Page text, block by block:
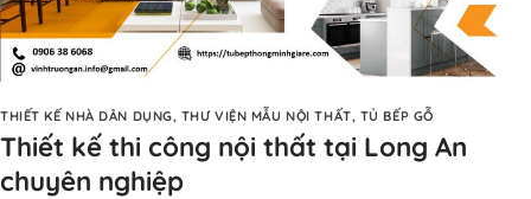
THIẾT KẾ NHÀ DÂN DỤNG, THƯ VIỆN MẪU NỘI THẤT, TỦ BẾP GỖ
Thiết kế thi công nội thất tại Long An
chuyên nghiệp